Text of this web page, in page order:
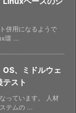
併用になるようで
環 ...
OS、ミドルウェ
スト
っています。 人材
テムの ...